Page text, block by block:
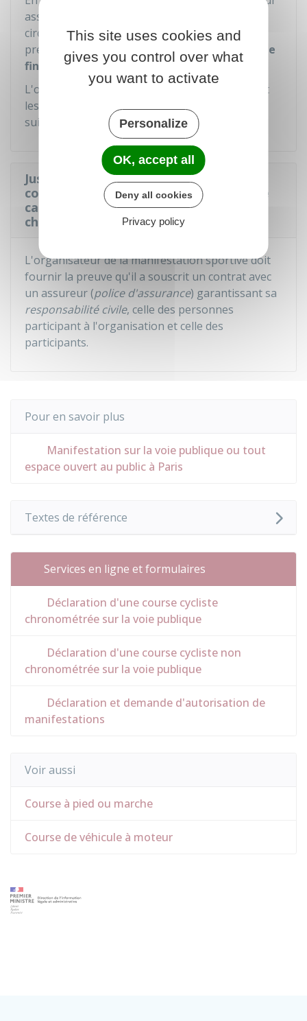
assurer la sécurité des spectateurs et de la
circulation lors de la manifestation et de sa
préparation, l'organisateur
en assure la charge
financière
L'organisateur doit également remettre en état
les voies publiques et leurs dépendances à la
suite de la manifestation.
Justifier de garanties d'assurance
couvrant sa responsabilité civile dans le
cadred d'une course cycliste
chronométrée sur la voie publique
L'organisateur de la manifestation sportive doit
fournir la preuve qu'il a souscrit un contrat avec
un assureur (police d'assurance) garantissant sa
responsabilité civile, celle des personnes
participant à l'organisation et celle des
participants.
Pour en savoir plus
Manifestation sur la voie publique ou tout
espace ouvert au public à Paris
Textes de référence
Services en ligne et formulaires
Déclaration d'une course cycliste
chronométrée sur la voie publique
Déclaration d'une course cycliste non
chronométrée sur la voie publique
Déclaration et demande d'autorisation de
manifestations
Voir aussi
Course à pied ou marche
Course de véhicule à moteur
This site uses cookies and
gives you control over what
you want to activate
Personalize
OK, accept all
Deny all cookies
Privacy policy